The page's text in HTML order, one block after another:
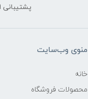
پشتیبانی 9 صبح تا 8 شب
منوی وب‌سایت
خانه
محصولات فروشگاه